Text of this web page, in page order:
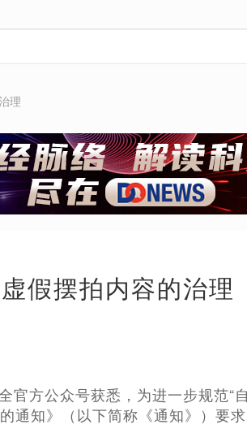
理
假摆拍内容的治理
方公众号获悉，为进一步规范“
通知》（以下简称《通知》）要